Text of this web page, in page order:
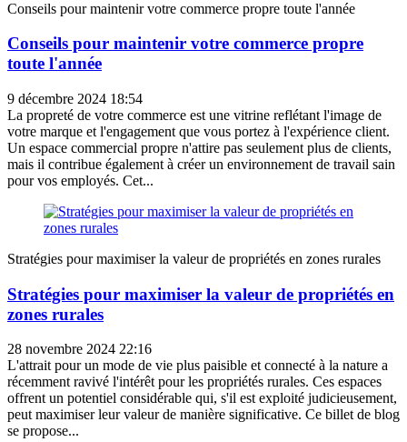
Conseils pour maintenir votre commerce propre toute l'année
Conseils pour maintenir votre commerce propre
toute l'année
9 décembre 2024 18:54
La propreté de votre commerce est une vitrine reflétant l'image de
votre marque et l'engagement que vous portez à l'expérience client.
Un espace commercial propre n'attire pas seulement plus de clients,
mais il contribue également à créer un environnement de travail sain
pour vos employés. Cet...
Stratégies pour maximiser la valeur de propriétés en zones rurales
Stratégies pour maximiser la valeur de propriétés en
zones rurales
28 novembre 2024 22:16
L'attrait pour un mode de vie plus paisible et connecté à la nature a
récemment ravivé l'intérêt pour les propriétés rurales. Ces espaces
offrent un potentiel considérable qui, s'il est exploité judicieusement,
peut maximiser leur valeur de manière significative. Ce billet de blog
se propose...